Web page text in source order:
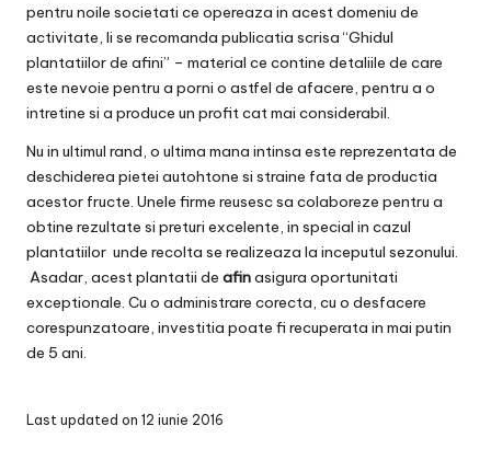
pentru noile societati ce opereaza in acest domeniu de
activitate, li se recomanda publicatia scrisa “Ghidul
plantatiilor de afini” – material ce contine detaliile de care
este nevoie pentru a porni o astfel de afacere, pentru a o
intretine si a produce un profit cat mai considerabil.
Nu in ultimul rand, o ultima mana intinsa este reprezentata de
deschiderea pietei autohtone si straine fata de productia
acestor fructe. Unele firme reusesc sa colaboreze pentru a
obtine rezultate si preturi excelente, in special in cazul
plantatiilor unde recolta se realizeaza la inceputul sezonului.
Asadar, acest plantatii de afinasigura oportunitati
exceptionale. Cu o administrare corecta, cu o desfacere
corespunzatoare, investitia poate fi recuperata in mai putin
de 5 ani.
Last updated on 12 iunie 2016